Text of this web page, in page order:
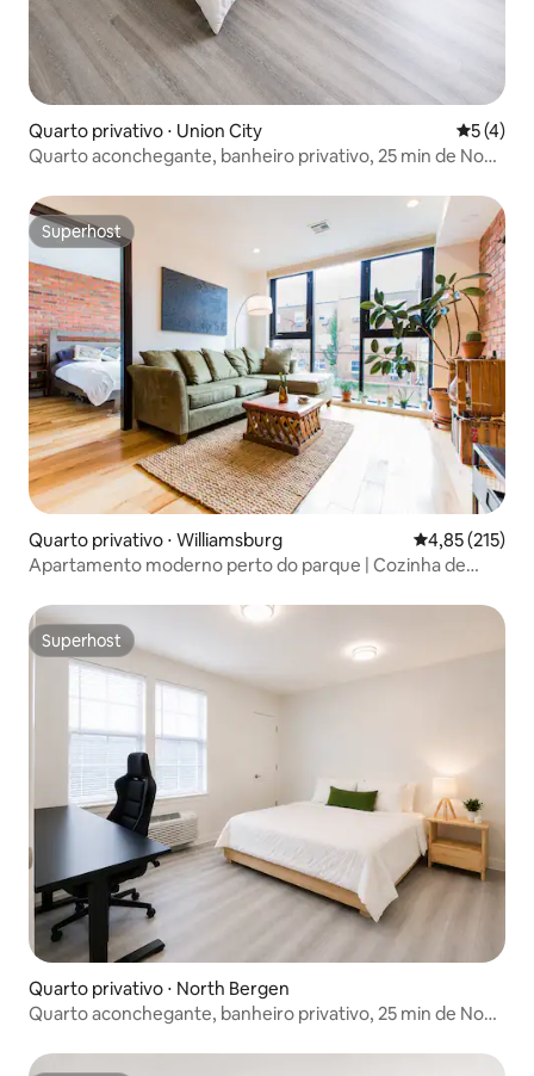
Quarto privativo ⋅ Union City 5 de
5 (4)
Quarto aconchegante, banheiro privativo, 25 min de Nova
Superhost
Superhost
Quarto privativo ⋅ Williamsburg 4,85 de uma
4,85 (215)
Apartamento moderno perto do parque | Cozinha de
Superhost
Superhost
Quarto privativo ⋅ North Bergen
Quarto aconchegante, banheiro privativo, 25 min de Nova